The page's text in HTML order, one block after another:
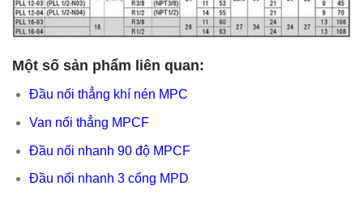
Một số sản phẩm liên quan:
Đầu nối thẳng khí nén MPC
Van nối thẳng MPCF
Đầu nối nhanh 90 độ MPCF
Đầu nối nhanh 3 cổng MPD